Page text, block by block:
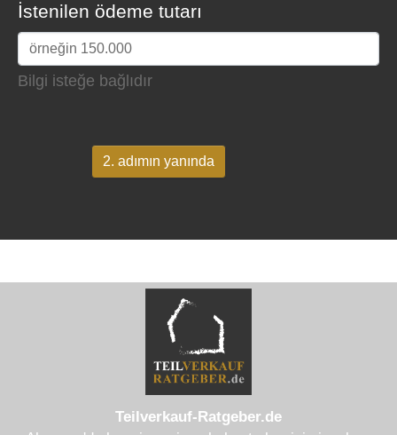
İstenilen ödeme tutarı
Bilgi isteğe bağlıdır
2. adımın yanında
Teilverkauf-Ratgeber.de